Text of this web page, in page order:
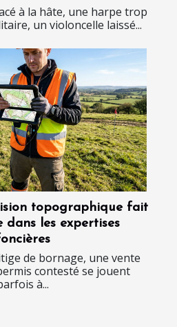
à la hâte, une harpe trop
un violoncelle laissé...
topographique fait
dans les expertises
de bornage, une vente
contesté se jouent
à...